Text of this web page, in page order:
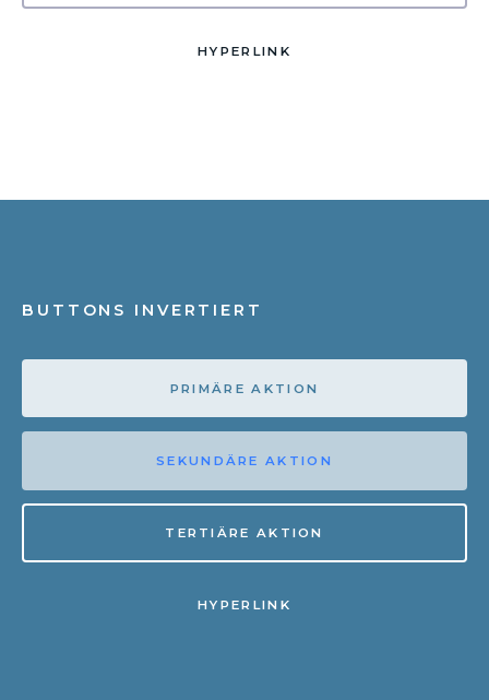
HYPERLINK
BUTTONS INVERTIERT
PRIMÄRE AKTION
SEKUNDÄRE AKTION
TERTIÄRE AKTION
HYPERLINK